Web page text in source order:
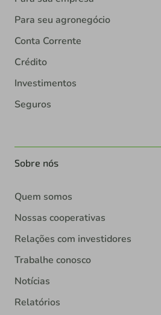
Para seu agronegócio
Conta Corrente
Crédito
Investimentos
Seguros
Sobre nós
Quem somos
Nossas cooperativas
Relações com investidores
Trabalhe conosco
Notícias
Relatórios